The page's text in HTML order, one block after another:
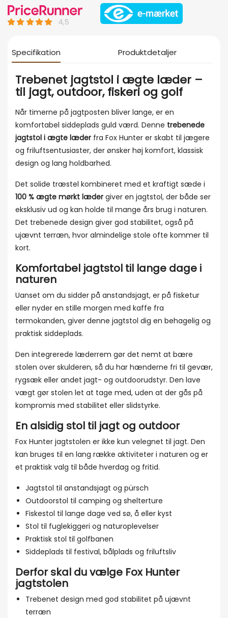
Specifikation Produktdetaljer
Trebenet jagtstol i ægte læder –
til jagt, outdoor, fiskeri og golf
Når timerne på jagtposten bliver lange, er en
komfortabel siddeplads guld værd. Denne trebenede
jagtstol i ægte læder fra Fox Hunter er skabt til jægere
og friluftsentusiaster, der ønsker høj komfort, klassisk
design og lang holdbarhed.
Det solide træstel kombineret med et kraftigt sæde i
100 % ægte mørkt læder giver en jagtstol, der både ser
eksklusiv ud og kan holde til mange års brug i naturen.
Det trebenede design giver god stabilitet, også på
ujævnt terræn, hvor almindelige stole ofte kommer til
kort.
Komfortabel jagtstol til lange dage i
naturen
Uanset om du sidder på anstandsjagt, er på fisketur
eller nyder en stille morgen med kaffe fra
termokanden, giver denne jagtstol dig en behagelig og
praktisk siddeplads.
Den integrerede læderrem gør det nemt at bære
stolen over skulderen, så du har hænderne fri til gevær,
rygsæk eller andet jagt- og outdoorudstyr. Den lave
vægt gør stolen let at tage med, uden at der gås på
kompromis med stabilitet eller slidstyrke.
En alsidig stol til jagt og outdoor
Fox Hunter jagtstolen er ikke kun velegnet til jagt. Den
kan bruges til en lang række aktiviteter i naturen og er
et praktisk valg til både hverdag og fritid.
Jagtstol til anstandsjagt og pürsch
Outdoorstol til camping og shelterture
Fiskestol til lange dage ved sø, å eller kyst
Stol til fuglekiggeri og naturoplevelser
Praktisk stol til golfbanen
Siddeplads til festival, bålplads og friluftsliv
Derfor skal du vælge Fox Hunter
jagtstolen
Trebenet design med god stabilitet på ujævnt
terræn